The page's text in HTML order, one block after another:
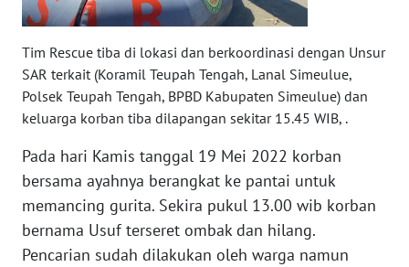
Tim Rescue tiba di lokasi dan berkoordinasi dengan Unsur
SAR terkait (Koramil Teupah Tengah, Lanal Simeulue,
Polsek Teupah Tengah, BPBD Kabupaten Simeulue) dan
keluarga korban tiba dilapangan sekitar 15.45 WIB, .
Pada hari Kamis tanggal 19 Mei 2022 korban
bersama ayahnya berangkat ke pantai untuk
memancing gurita. Sekira pukul 13.00 wib korban
bernama Usuf terseret ombak dan hilang.
Pencarian sudah dilakukan oleh warga namun
WN
SULTRA
WN
NTB
SULTENG
WN
SULBAR